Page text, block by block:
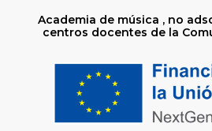
Academia de música , no
centros docentes de la